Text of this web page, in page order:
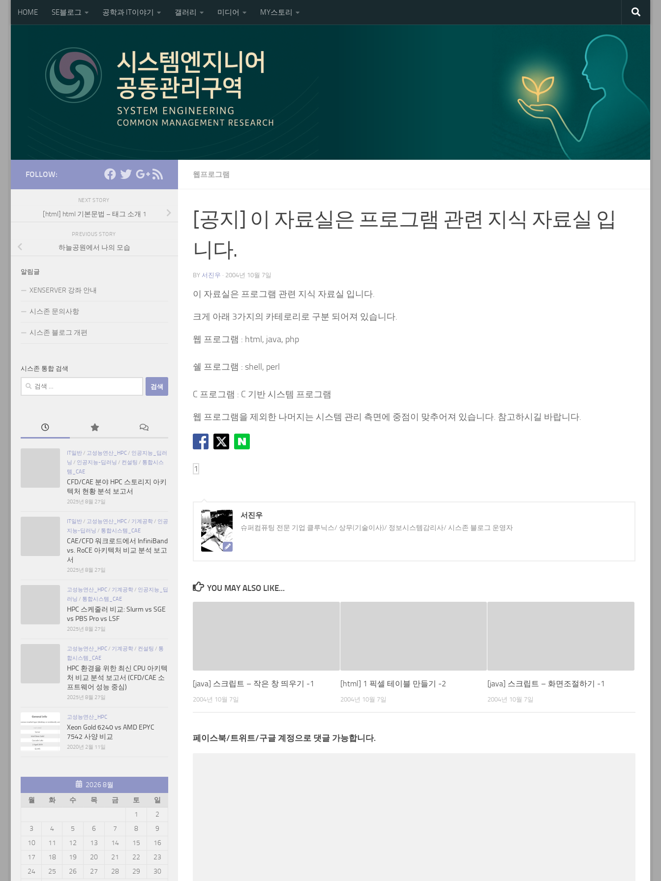
Skip to content
HOME SE블로그 공학과 IT이야기 갤러리 미디어 MY스토리
웹프로그램
[공지] 이 자료실은 프로그램 관련 지식 자료실 입
니다.
BY 서진우 · 2004년 10월 7일
이 자료실은 프로그램 관련 지식 자료실 입니다.
크게 아래 3가지의 카테로리로 구분 되어져 있습니다.
웹 프로그램 : html, java, php
쉘 프로그램 : shell, perl
C 프로그램 : C 기반 시스템 프로그램
웹 프로그램을 제외한 나머지는 시스템 관리 측면에 중점이 맞추어져 있습니다. 참고하시길 바랍니다.
서진우
슈퍼컴퓨팅 전문 기업 클루닉스/ 상무(기술이사)/ 정보시스템감리사/ 시스존 블로그 운영자
YOU MAY ALSO LIKE...
[java] 스크립트 – 작은 창 띄우기 -1
2004년 10월 7일
[html] 1 픽셀 테이블 만들기 -2
2004년 10월 7일
[java] 스크립트 – 화면조절하기 -1
2004년 10월 7일
페이스북/트위트/구글 계정으로 댓글 가능합니다.
FOLLOW:
NEXT STORY
[html] html 기본문법 – 태그 소개 1
PREVIOUS STORY
하늘공원에서 나의 모습
알림글
XENSERVER 강좌 안내
시스존 문의사항
시스존 블로그 개편
시스존 통합 검색
검
IT일반/ 고성능연산_HPC/ 인공지능_딥러
닝 / 인공지능-딥러닝 / 컨설팅 / 통합시스
템_CAE
CFD/CAE 분야 HPC 스토리지 아키
텍처 현황 분석 보고서
2025년 8월 27일
IT일반/ 고성능연산_HPC/ 기계공학/ 인공
지능-딥러닝 / 통합시스템_CAE
CAE/CFD 워크로드에서 InfiniBand
vs. RoCE 아키텍처 비교 분석 보고
서
2025년 8월 27일
고성능연산_HPC/ 기계공학/ 인공지능_딥
러닝 / 통합시스템_CAE
HPC 스케줄러 비교: Slurm vs SGE
vs PBS Pro vs LSF
2025년 8월 27일
고성능연산_HPC/ 기계공학/ 컨설팅 / 통
합시스템_CAE
HPC 환경을 위한 최신 CPU 아키텍
처 비교 분석 보고서 (CFD/CAE 소
프트웨어 성능 중심)
2025년 8월 27일
고성능연산_HPC
Xeon Gold 6240 vs AMD EPYC
7542 사양 비교
2020년 2월 11일
2026 8월
월
화 수 목 금 토
일
1
2
3
4 5 6 7 8
9
10
11 12 13 14 15
16
17
18 19 20 21 22
23
24
25 26 27 28 29 30